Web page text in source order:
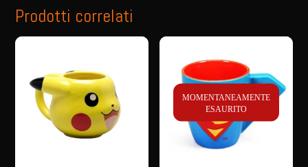
Prodotti correlati
MOMENTANEAMENTE
ESAURITO